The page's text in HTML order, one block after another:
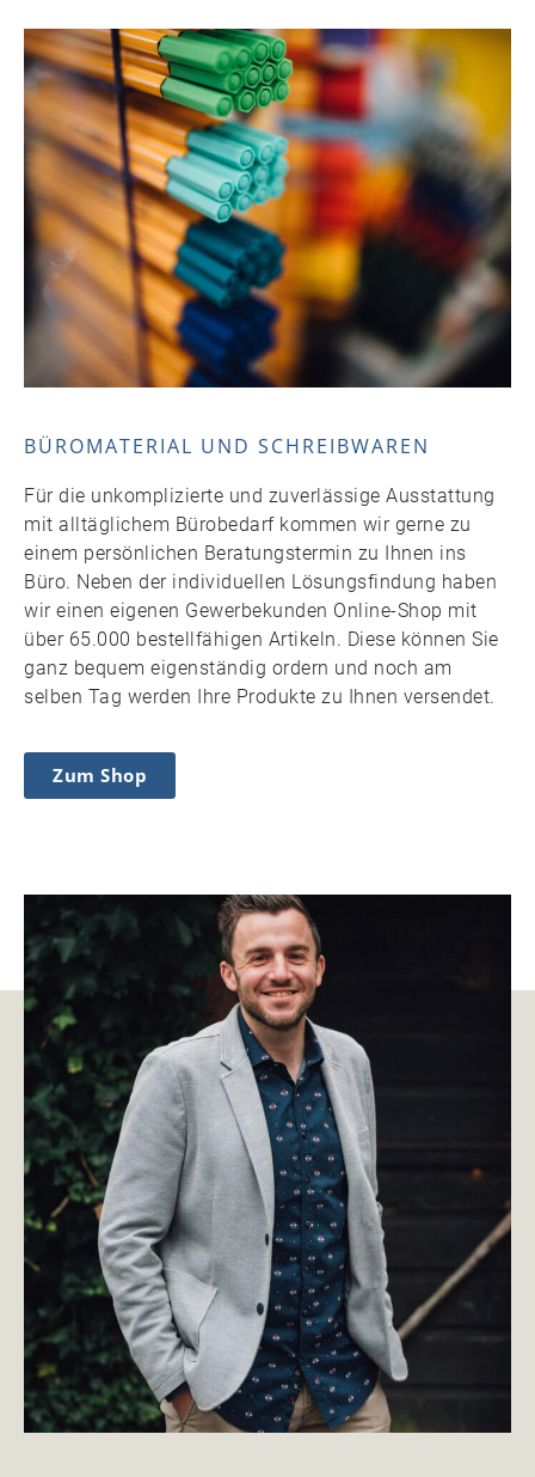
BÜROMATERIAL UND SCHREIBWAREN
Für die unkomplizierte und zuverlässige Ausstattung
mit alltäglichem Bürobedarf kommen wir gerne zu
einem persönlichen Beratungstermin zu Ihnen ins
Büro. Neben der individuellen Lösungsfindung haben
wir einen eigenen Gewerbekunden Online-Shop mit
über 65.000 bestellfähigen Artikeln. Diese können Sie
ganz bequem eigenständig ordern und noch am
selben Tag werden Ihre Produkte zu Ihnen versendet.
Zum Shop